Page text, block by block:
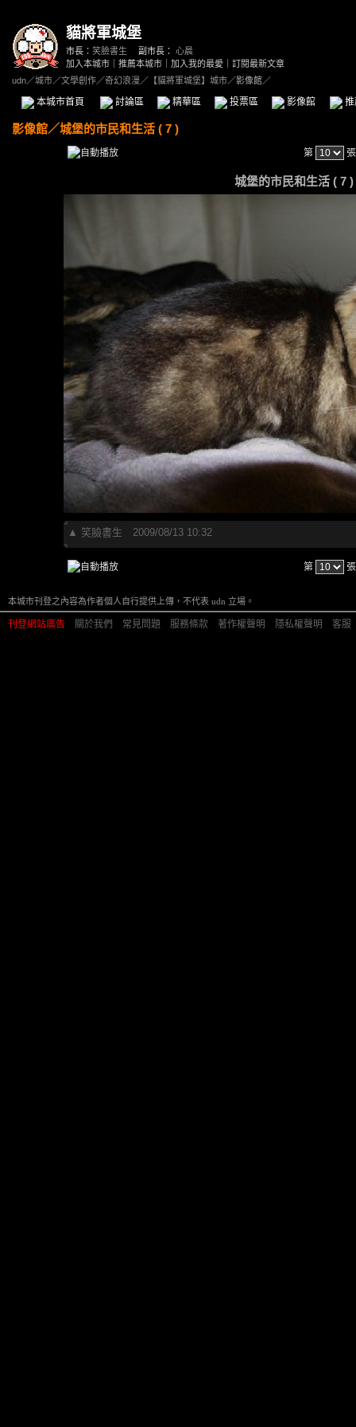
貓將軍城堡
市長： 笑臉書生 副市長： 心晨
加入本城市
推薦本城市 加入我的最愛
訂閱最新文章
udn／城市／文學創作／奇幻浪漫／ 【貓將軍城堡】城市／影像館／
本城市首頁 討論區 精華區 投票區 影像館
影像館／城堡的市民和生活 ( 7 )
第
城堡的市民和生活 ( 7 )
▲ 笑臉書生 2009/08/13 10:32
第
本城市刊登之內容為作者個人自行提供上傳，不代表 udn 立場。
刊登網站廣告 關於我們 常見問題 服務條款 著作權聲明 隱私權聲明 客服